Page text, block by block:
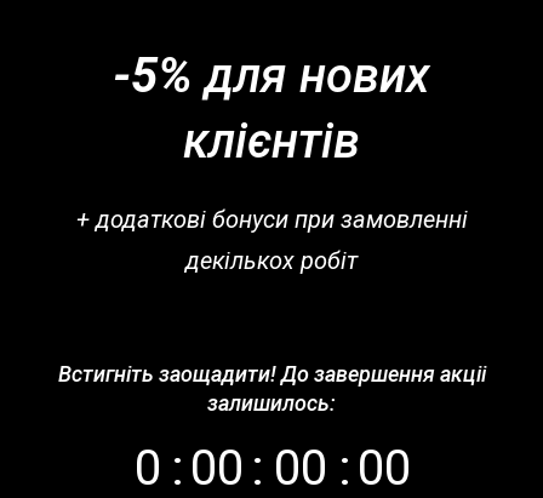
-5% для нових
клієнтів
+ додаткові бонуси при замовленні
декількох робіт
Встигніть заощадити! До завершення акціі
залишилось:
0 : 00 : 00 : 00